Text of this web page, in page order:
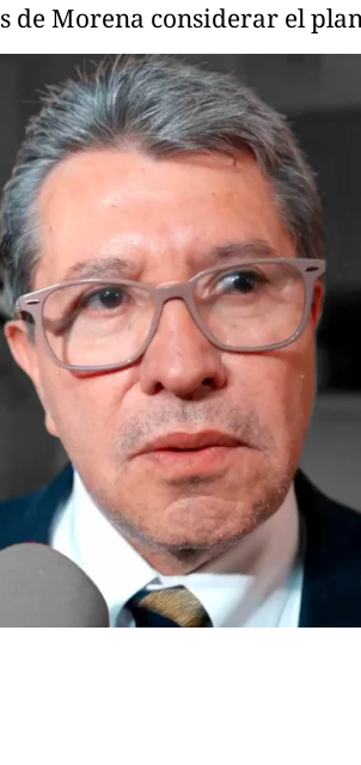
Morena considerar el